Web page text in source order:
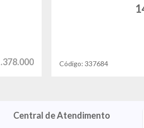
Código: 337684
Central de Atendimento